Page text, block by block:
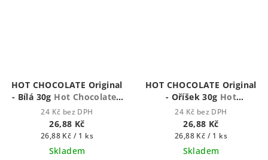
HOT CHOCOLATE Original
- Bílá 30g Hot Chocolate -
Houstnoucí krémová
čokoláda
24 Kč bez DPH
26,88 Kč
Měrná
cena:
26,88 Kč / 1 ks
Skladem
HOT CHOCOLATE Original
- Oříšek 30g Hot
Chocolate - Houstnoucí
krémová čokoláda
24 Kč bez DPH
26,88 Kč
Měrná
cena:
26,88 Kč / 1 ks
Skladem